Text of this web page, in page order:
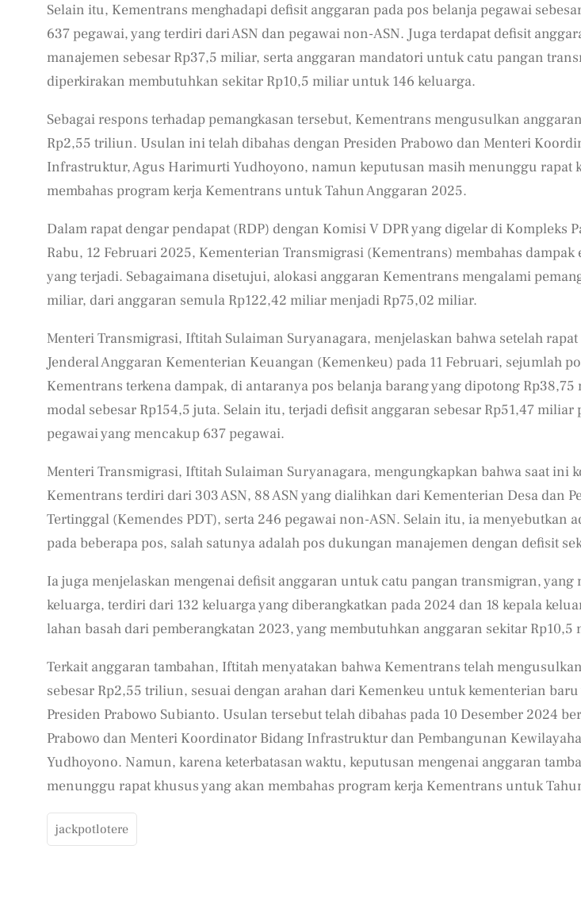
Selain itu, Kementrans menghadapi defisit anggaran pada pos belanja pegawai
637 pegawai, yang terdiri dari ASN dan pegawai non-ASN. Juga terdapat defisit
manajemen sebesar Rp37,5 miliar, serta anggaran mandatori untuk catu pangan
diperkirakan membutuhkan sekitar Rp10,5 miliar untuk 146 keluarga.
Sebagai respons terhadap pemangkasan tersebut, Kementrans mengusulkan
Rp2,55 triliun. Usulan ini telah dibahas dengan Presiden Prabowo dan Menteri
Infrastruktur, Agus Harimurti Yudhoyono, namun keputusan masih menunggu rapat
membahas program kerja Kementrans untuk Tahun Anggaran 2025.
Dalam rapat dengar pendapat (RDP) dengan Komisi V DPR yang digelar di Kompleks
Rabu, 12 Februari 2025, Kementerian Transmigrasi (Kementrans) membahas
yang terjadi. Sebagaimana disetujui, alokasi anggaran Kementrans mengalami
miliar, dari anggaran semula Rp122,42 miliar menjadi Rp75,02 miliar.
Menteri Transmigrasi, Iftitah Sulaiman Suryanagara, menjelaskan bahwa setelah
Jenderal Anggaran Kementerian Keuangan (Kemenkeu) pada 11 Februari, sejumlah
Kementrans terkena dampak, di antaranya pos belanja barang yang dipotong
modal sebesar Rp154,5 juta. Selain itu, terjadi defisit anggaran sebesar Rp51,47 miliar
pegawai yang mencakup 637 pegawai.
Menteri Transmigrasi, Iftitah Sulaiman Suryanagara, mengungkapkan bahwa saat ini
Kementrans terdiri dari 303 ASN, 88 ASN yang dialihkan dari Kementerian Desa dan
Tertinggal (Kemendes PDT), serta 246 pegawai non-ASN. Selain itu, ia menyebutkan
pada beberapa pos, salah satunya adalah pos dukungan manajemen dengan defisit
Ia juga menjelaskan mengenai defisit anggaran untuk catu pangan transmigran, yang
keluarga, terdiri dari 132 keluarga yang diberangkatkan pada 2024 dan 18 kepala
lahan basah dari pemberangkatan 2023, yang membutuhkan anggaran sekitar Rp10,5
Terkait anggaran tambahan, Iftitah menyatakan bahwa Kementrans telah
sebesar Rp2,55 triliun, sesuai dengan arahan dari Kemenkeu untuk kementerian
Presiden Prabowo Subianto. Usulan tersebut telah dibahas pada 10 Desember 2024
Prabowo dan Menteri Koordinator Bidang Infrastruktur dan Pembangunan
Yudhoyono. Namun, karena keterbatasan waktu, keputusan mengenai anggaran
menunggu rapat khusus yang akan membahas program kerja Kementrans untuk
jackpotlotere